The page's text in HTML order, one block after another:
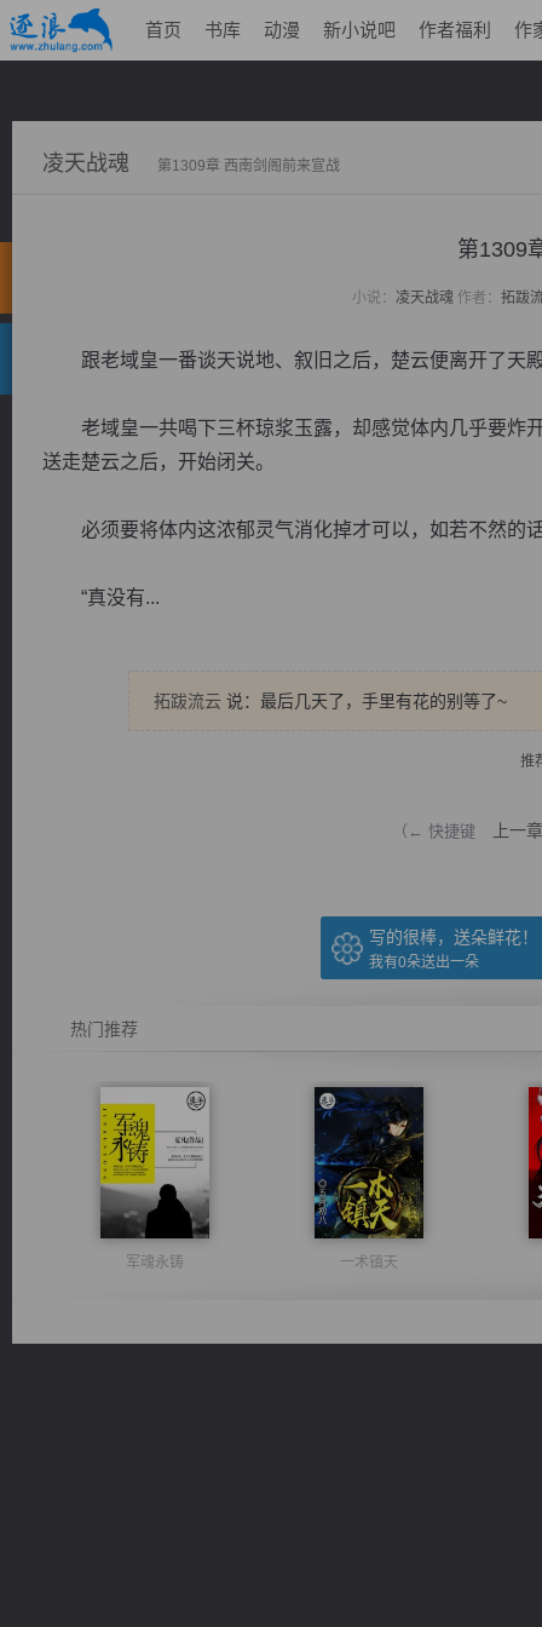
首页 书库 动漫 新小说吧 作者福利 作
凌天战魂 第1309章 西南剑阁前来宣战
第1309
小说： 凌天战魂作者： 拓跋
跟老域皇一番谈天说地、叙旧之后，楚云便离开了天
老域皇一共喝下三杯琼浆玉露，却感觉体内几乎要炸
送走楚云之后，开始闭关。
必须要将体内这浓郁灵气消化掉才可以，如若不然的
“真没有...
拓跋流云 说：最后几天了，手里有花的别等了~
推
（← 快捷键 上一章
写的很棒，送朵鲜花！
我有0朵送出一朵
热门推荐
军魂永铸 一术镇天